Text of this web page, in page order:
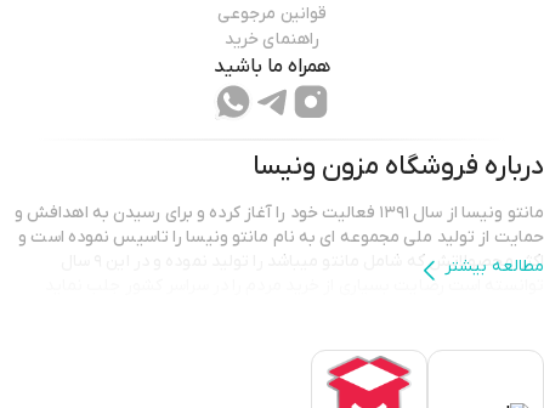
قوانین مرجوعی
راهنمای خرید
همراه ما باشید
درباره فروشگاه مزون ونیسا
مانتو ونیسا از سال ۱۳۹۱ فعالیت خود را آغاز کرده و برای رسیدن به اهدافش و
حمایت از تولید ملی مجموعه ای به نام مانتو ونیسا را تاسیس نموده است و
توانسته است رضایت بسیاری از خرید مردم را در سراسر کشور جلب نماید
مطالعه بیشتر